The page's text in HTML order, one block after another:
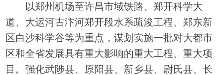
以郑州机场至许昌市域铁路、郑开科学大
道、大运河古汴河郑开段水系疏浚工程、郑东新
区白沙科学谷等为重点，谋划实施一批对大都市
区和全省发展具有重大影响的重大工程、重大项
目。强化武陟县、原阳县、新乡县、尉氏县、长